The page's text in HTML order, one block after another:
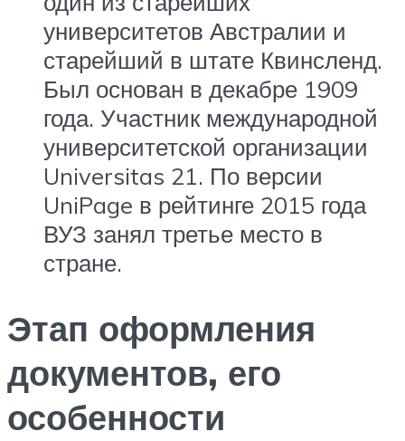
университетов Австралии и
старейший в штате Квинсленд.
Был основан в декабре 1909
года. Участник международной
университетской организации
Universitas 21. По версии
UniPage в рейтинге 2015 года
ВУЗ занял третье место в
стране.
Этап оформления
документов, его
особенности